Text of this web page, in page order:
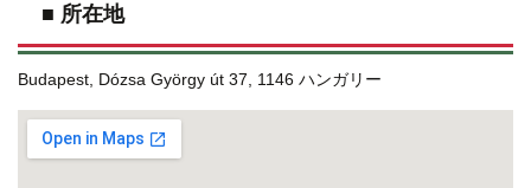
■ 所在地
Budapest, Dózsa György út 37, 1146 ハンガリー